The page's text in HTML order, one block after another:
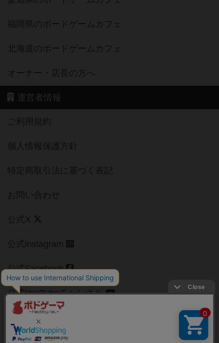
福岡県のボードゲームカフェ
北海道のボードゲームカフェ
オーナー・店長の方へ
運営者情報
ご利用規約
個人情報保護方針
特定商取引法に基づく表記
お問い合わせ
公式X
公式instagram
公式Facebook
公式YouTubeチャンネル